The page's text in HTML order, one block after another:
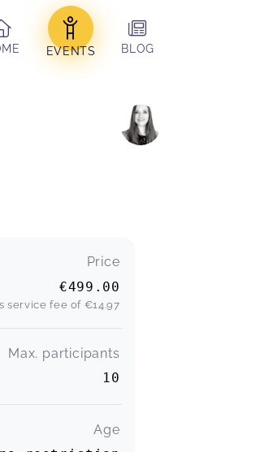
EVENTS BLOG
Price
€499.00
service fee of €14.97
Max. participants
10
Age